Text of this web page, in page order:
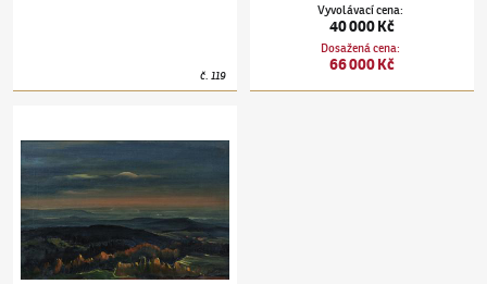
č.119
Vyvolávací cena:
40 000 Kč
Dosažená cena:
66 000 Kč